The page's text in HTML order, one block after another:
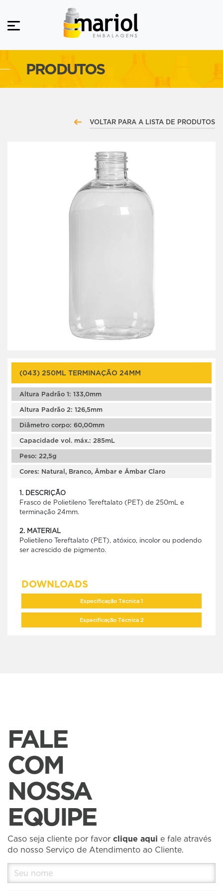
PRODUTOS
VOLTAR PARA A LISTA DE PRODUTOS
(043) 250ML TERMINAÇÃO 24MM
Altura Padrão 1: 133,0mm
Altura Padrão 2: 126,5mm
Diâmetro corpo: 60,00mm
Capacidade vol. máx.: 285mL
Peso: 22,5g
Cores: Natural, Branco, Âmbar e Âmbar Claro
1. DESCRIÇÃO
Frasco de Polietileno Tereftalato (PET) de 250mL e
terminação 24mm.
2. MATERIAL
Polietileno Tereftalato (PET), atóxico, incolor ou podendo
ser acrescido de pigmento.
DOWNLOADS
Especificação Técnica 1
Especificação Técnica 2
FALE
COM
NOSSA
EQUIPE
Caso seja cliente por favor clique aqui e fale através
do nosso Serviço de Atendimento ao Cliente.